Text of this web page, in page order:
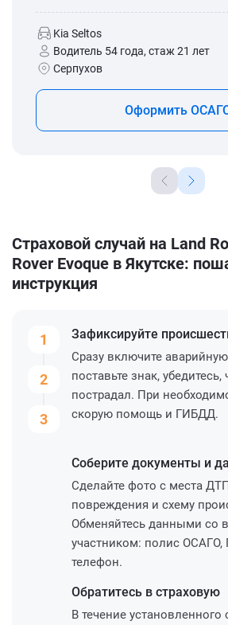
Kia Seltos
Водитель 54 года, стаж 21 лет
Серпухов
Оформить
Страховой случай на Land
Rover Evoque в Якутске:
инструкция
1
2
3
Зафиксируйте
Сразу включите
поставьте знак,
пострадал. При
скорую помощь и ГИБДД.
Соберите документы и
Сделайте фото с места
повреждения и схему
Обменяйтесь данными со
участником: полис ОСАГО,
телефон.
Обратитесь в страховую
В течение установленного